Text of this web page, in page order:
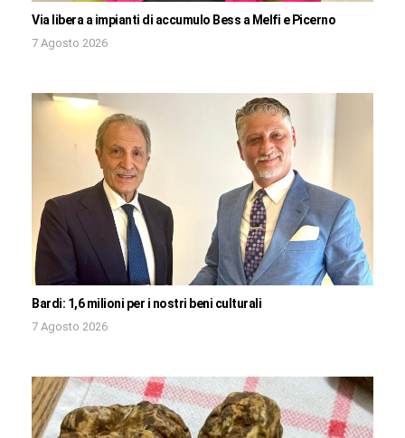
Via libera a impianti di accumulo Bess a Melfi e Picerno
7 Agosto 2026
Bardi: 1,6 milioni per i nostri beni culturali
7 Agosto 2026